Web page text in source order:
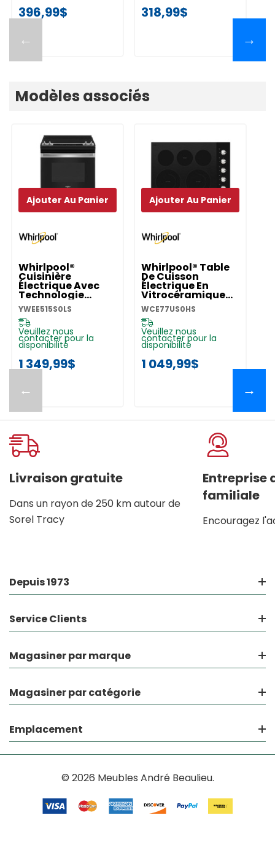
←
396,99$ 318,99$
→
Modèles associés
←
Whirlpool®
Cuisinière
Électrique Avec
Technologie
Frozen BakeTM -
4.8 Pi Cu
YWEE515S0LS
YWEE515S0LS
Veuillez nous
contacter pour la
disponibilité
1 349,99$
Ajouter Au Panier
Whirlpool® Table
De Cuisson
Électrique En
Vitrocéramique
Avec Deux
Éléments
Radiants Doubles
- 30 Po
WCE77US0HS
WCE77US0HS
Veuillez nous
contacter pour la
disponibilité
1 049,99$
Ajouter Au Panier
→
Livraison gratuite
Dans un rayon de 250 km autour de
Sorel Tracy
Entreprise
familiale
Encouragez
Depuis 1973
Service Clients
Magasiner par marque
Magasiner par catégorie
Emplacement
© 2026 Meubles André Beaulieu.